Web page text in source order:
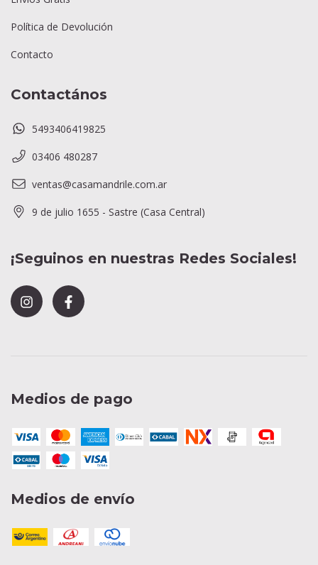
Política de Devolución
Contacto
Contactános
5493406419825
03406 480287
ventas@casamandrile.com.ar
9 de julio 1655 - Sastre (Casa Central)
¡Seguinos en nuestras Redes Sociales!
Medios de pago
Medios de envío